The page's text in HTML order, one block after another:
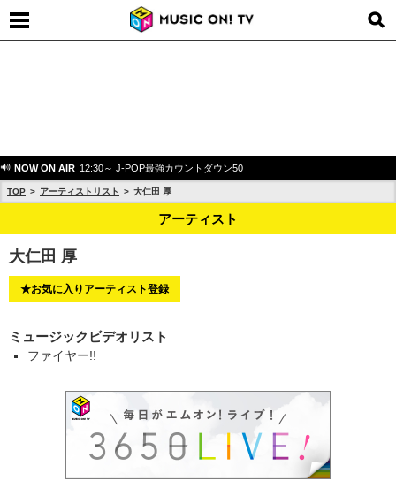
NOW ON AIR 12:30～ J-POP最強カウントダウン50
TOP アーティストリスト 大仁田 厚
アーティスト
大仁田 厚
★お気に入りアーティスト登録
ミュージックビデオリスト
ファイヤー!!